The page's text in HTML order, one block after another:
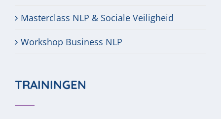
Masterclass NLP & Sociale Veiligheid
Workshop Business NLP
TRAININGEN